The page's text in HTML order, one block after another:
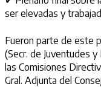
ser elevadas y
Fueron parte de este
(Secr. de Juventudes
las Comisiones
Gral. Adjunta del